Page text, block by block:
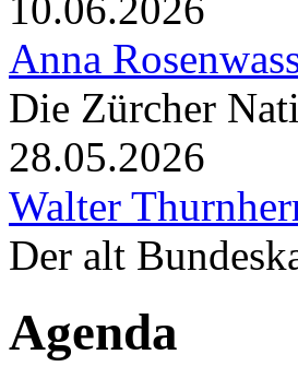
Anna
Die Zürcher
28.05.2026
Walter
Der alt
Agenda